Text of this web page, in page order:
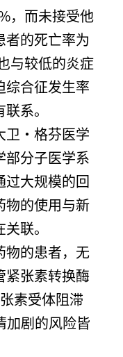
，而未接受他
者的死亡率为
与较低的炎症
综合征发生率
系。
卫·格芬医学
部分子医学系
过大规模的回
物的使用与新
联。
物的患者，无
紧张素转换酶
素受体阻滞
加剧的风险皆